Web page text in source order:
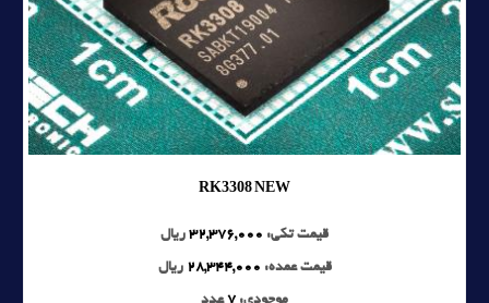
RK3308 NEW
قیمت تکی: 32,376,000 ریال
قیمت عمده: 28,344,000 ریال